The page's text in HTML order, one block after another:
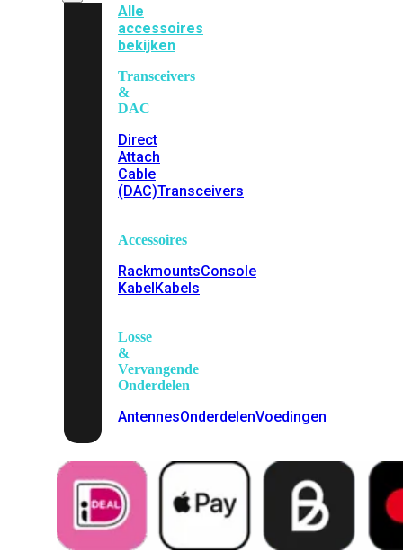
Alle
accessoires
bekijken
Transceivers
&
DAC
Direct
Attach
Cable
(DAC)Transceivers
Accessoires
RackmountsConsole
KabelKabels
Losse
&
Vervangende
Onderdelen
AntennesOnderdelenVoedingen